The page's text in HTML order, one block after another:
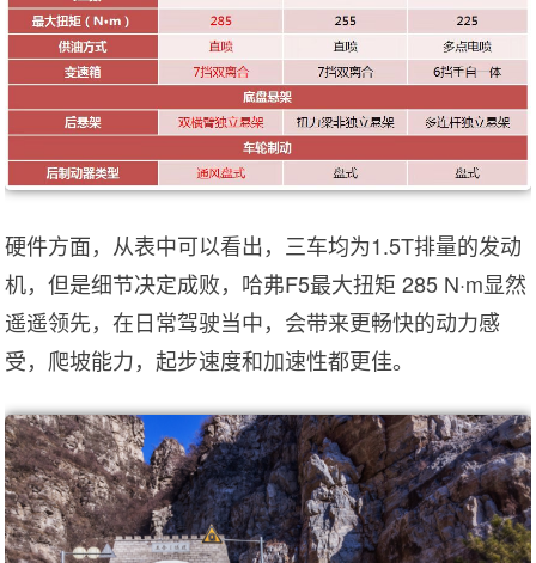
硬件方面，从表中可以看出，三车均为1.5T排量的发动
机，但是细节决定成败，哈弗F5最大扭矩 285 N·m显然
遥遥领先，在日常驾驶当中，会带来更畅快的动力感
受，爬坡能力，起步速度和加速性都更佳。